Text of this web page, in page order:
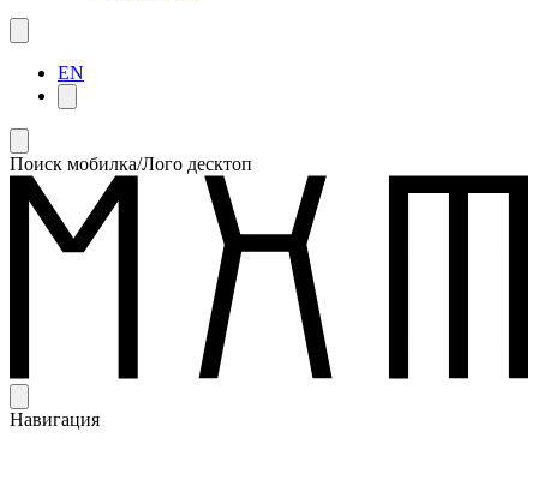
EN
Поиск мобилка/Лого десктоп
Навигация